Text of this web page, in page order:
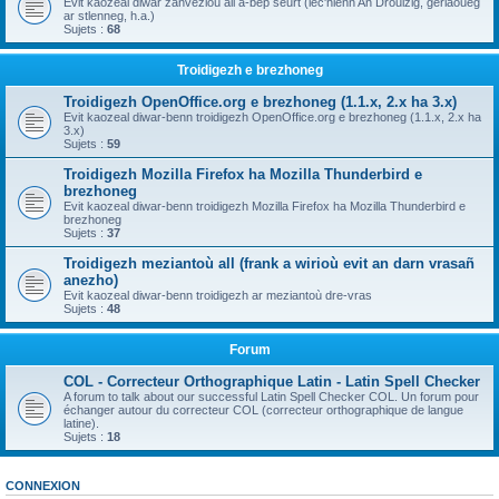
ar stlenneg, h.a.)
Sujets : 68
Troidigezh e brezhoneg
Troidigezh OpenOffice.org e brezhoneg (1.1.x, 2.x ha 3.x)
Evit kaozeal diwar-benn troidigezh OpenOffice.org e brezhoneg (1.1.x, 2.x ha
3.x)
Sujets : 59
Troidigezh Mozilla Firefox ha Mozilla Thunderbird e
brezhoneg
Evit kaozeal diwar-benn troidigezh Mozilla Firefox ha Mozilla Thunderbird e
brezhoneg
Sujets : 37
Troidigezh meziantoù all (frank a wirioù evit an darn vrasañ
anezho)
Evit kaozeal diwar-benn troidigezh ar meziantoù dre-vras
Sujets : 48
Forum
COL - Correcteur Orthographique Latin - Latin Spell Checker
A forum to talk about our successful Latin Spell Checker COL. Un forum pour
échanger autour du correcteur COL (correcteur orthographique de langue
latine).
Sujets : 18
CONNEXION